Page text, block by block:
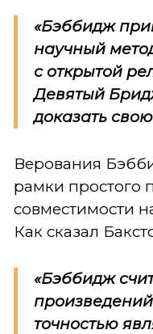
«Бэббидж
научный
с открытой
Девятый
доказать
Верования
рамки простого
совместимости
Как сказал
«Бэббидж
точностью